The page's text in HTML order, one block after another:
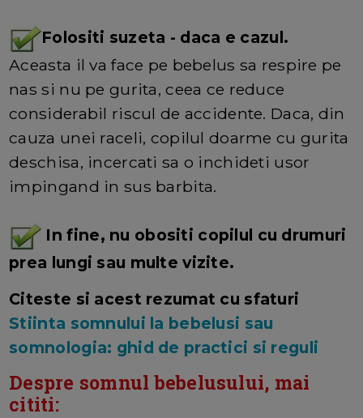
Folositi suzeta - daca e cazul.
Aceasta il va face pe bebelus sa respire pe
nas si nu pe gurita, ceea ce reduce
considerabil riscul de accidente. Daca, din
cauza unei raceli, copilul doarme cu gurita
deschisa, incercati sa o inchideti usor
impingand in sus barbita.
In fine, nu obositi copilul cu drumuri
prea lungi sau multe vizite.
Citeste si acest rezumat cu sfaturi
Stiinta somnului la bebelusi sau
somnologia: ghid de practici si reguli
Despre somnul bebelusului, mai
cititi: